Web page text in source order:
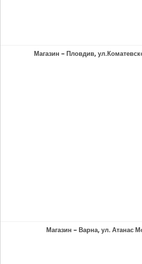
Магазин - Пловдив,
Магазин - Варна, ул. Атанас